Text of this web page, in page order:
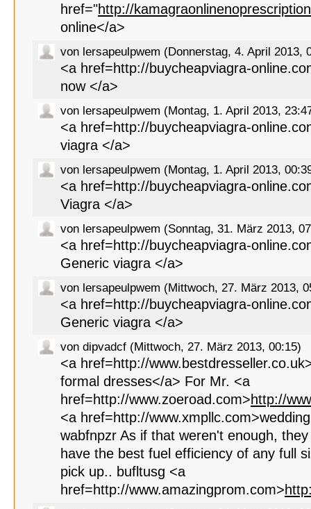
href="http://
online</a>
von lersapeulpwem (Donnerstag, 4. April 2013,
<a href=http://buycheapviagra-
now </a>
von lersapeulpwem (Montag, 1. April 2013,
<a href=http://buycheapviagra-
viagra </a>
von lersapeulpwem (Montag, 1. April 2013,
<a href=http://buycheapviagra-
Viagra </a>
von lersapeulpwem (Sonntag, 31. März 2013,
<a href=http://buycheapviagra-
Generic viagra </a>
von lersapeulpwem (Mittwoch, 27. März 2013,
<a href=http://buycheapviagra-
Generic viagra </a>
von dipvadcf (Mittwoch, 27. März 2013, 00:15)
<a href=http://
formal dresses</a> For Mr. <a
href=http://www.zoeroad.com>http://
<a href=http://
wabfnpzr As if that weren't enough,
have the best fuel efficiency of any full
pick up.. bufltusg <a
href=http://www.amazingprom.com>